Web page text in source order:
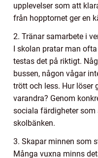
upplevelser som att
från hopptornet ger en
2. Tränar samarbete i
I skolan pratar man
testas det på riktigt.
bussen, någon vågar
trött och less. Hur löser
varandra? Genom
sociala färdigheter
skolbänken.
3. Skapar minnen som
Många vuxna minns